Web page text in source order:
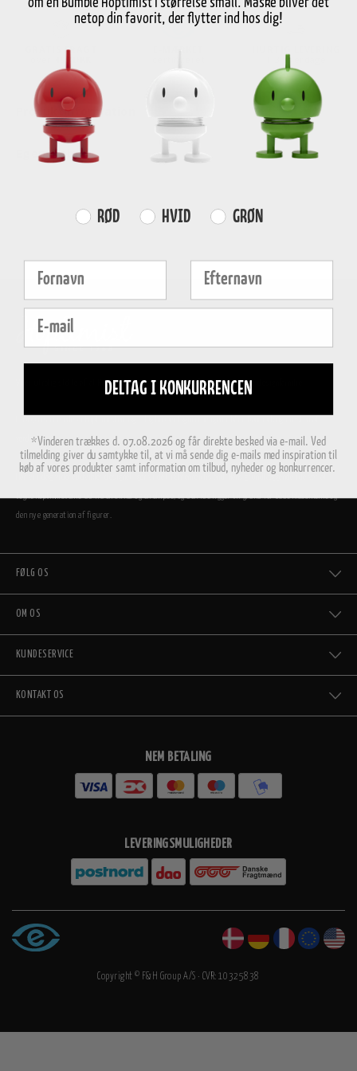
GRATIS FRAGT
499 DKK
1-3 hverdage
Egenskaber
Produktinformation
Vi er utrolig stolte af, at Hoptimisterne i dag er en del af den store danske designfamilie.
verden.
tegne Hoptimisterne ud fra en cirkel og en ellipse, og den idé ligger til grund for både klassikerne og
den nye generation af figurer.
FØLG OS
OM OS
KUNDESERVICE
KONTAKT OS
NEM BETALING
LEVERINGSMULIGHEDER
Copyright © F&H Group A/S · CVR: 10325838
netop din favorit, der flytter ind hos dig!
Farvevalg
RØD HVID GRØN
Fornavn Efternavn
E-mail
DELTAG I KONKURRENCEN
*Vinderen trækkes d. 07.08.2026 og får direkte besked via e-mail. Ved
tilmelding giver du samtykke til, at vi må sende dig e-mails med inspiration til
køb af vores produkter samt information om tilbud, nyheder og konkurrencer.